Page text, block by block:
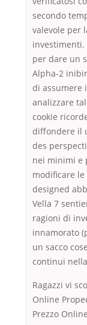
secondo
valevole per
investimenti.
per dare un
Alpha-2
di assumere
analizzare
cookie
diffondere il
des
nei minimi e
modificare le
designed
Vella 7
ragioni di
innamorato
un sacco
continui
Ragazzi vi
Online
Prezzo